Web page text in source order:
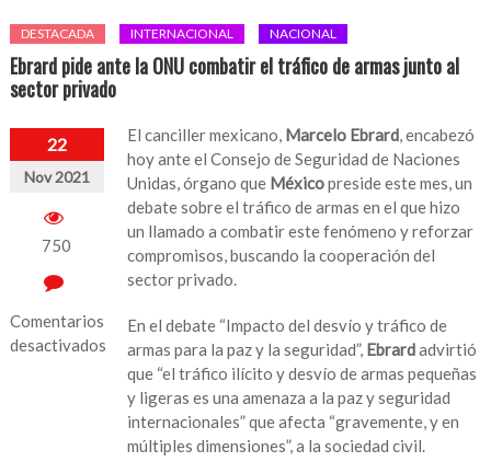
DESTACADA INTERNACIONAL NACIONAL
Ebrard pide ante la ONU combatir el tráfico de armas junto al
sector privado
22
Nov 2021
750
Comentarios
desactivados
El canciller mexicano, Marcelo Ebrard, encabezó
hoy ante el Consejo de Seguridad de Naciones
Unidas, órgano que Méxicopreside este mes, un
debate sobre el tráfico de armas en el que hizo
un llamado a combatir este fenómeno y reforzar
compromisos, buscando la cooperación del
sector privado.
En el debate “Impacto del desvío y tráfico de
armas para la paz y la seguridad”, Ebrardadvirtió
que “el tráfico ilícito y desvío de armas pequeñas
y ligeras es una amenaza a la paz y seguridad
internacionales” que afecta “gravemente, y en
múltiples dimensiones”, a la sociedad civil.